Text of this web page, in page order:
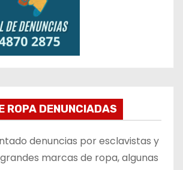
ROPA DENUNCIADAS
denuncias por esclavistas y
marcas de ropa, algunas